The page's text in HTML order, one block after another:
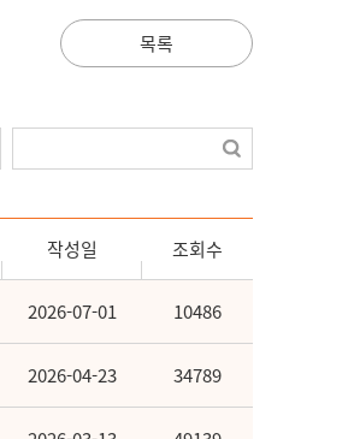
목록
작성일 조회수
2026-07-01 10486
2026-04-23 34789